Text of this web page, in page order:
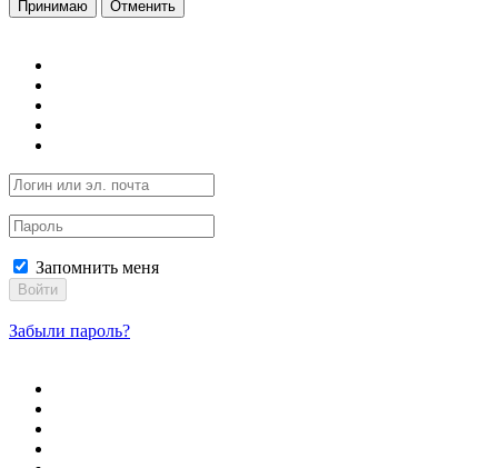
Принимаю Отменить
Запомнить меня
Войти
Забыли пароль?